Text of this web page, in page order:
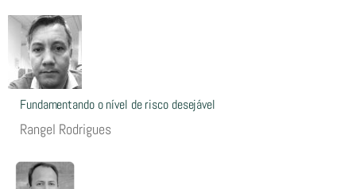
Fundamentando o nível de risco desejável
Rangel Rodrigues